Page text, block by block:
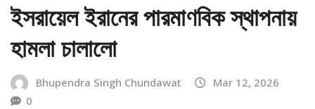
ইসরায়েল ইরানের পারমাণবিক স্থাপনায়
হামলা চালালো
Bhupendra Singh Chundawat
Mar 12, 2026
0